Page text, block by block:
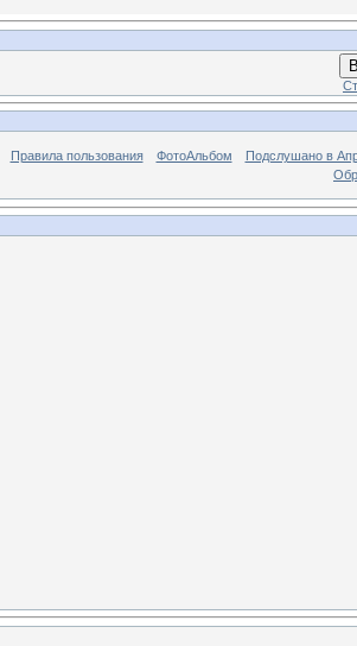
Правила пользования ФотоАльбом
Подслушано в